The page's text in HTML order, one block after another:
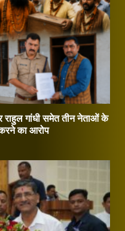
गांधी समेत तीन नेताओं के
का आरोप